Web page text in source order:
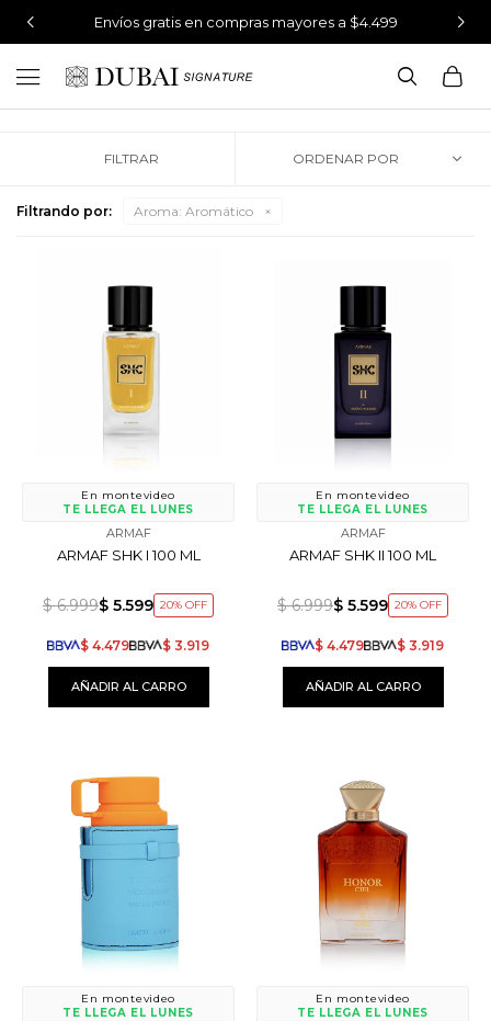
Envíos gratis en compras mayores a $4.499
Ahora programa tu envío y recibilo cuando quieras
Perfumes 100% originales
Envíos gratis en compras mayores a $4.499

Filtrando por: Aroma: Aromático
En montevideo
TE LLEGA EL LUNES
ARMAF
ARMAF SHK I 100 ML
$ 5.599
$ 6.999 20
$ 3.919
$ 4.479
En montevideo
TE LLEGA EL LUNES
ARMAF
ARMAF SHK II 100 ML
$ 5.599
$ 6.999 20
$ 3.919
$ 4.479
En montevideo
TE LLEGA EL LUNES
En montevideo
TE LLEGA EL LUNES